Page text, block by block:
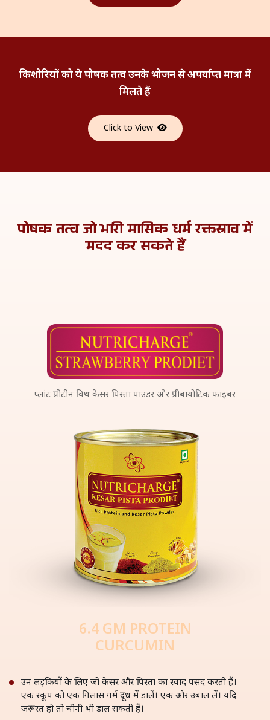
किशोरियों को ये पोषक तत्व उनके भोजन सेअपर्याप्त मात्रा में
मिलते हैं
Click to View
पोषक तत्व जो भारी मासिक धर्म रक्तस्रावमें
मदद कर सकते हैं
प्लांट प्रोटीन विथ केसर पिस्ता पाउडर और प्रीबायोटिक फाइबर
6.4 GM PROTEIN
CURCUMIN
उन लड़कियों के लिए जो केसर और पिस्ता का स्वाद पसंद करती हैं।
एक स्कूप को एक गिलास गर्म दूध में डालें। एक और उबाल लें। यदि
जरूरत हो तो चीनी भी डाल सकती हैं।